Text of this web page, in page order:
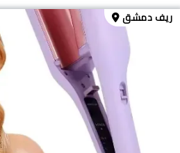
ريف دمشق